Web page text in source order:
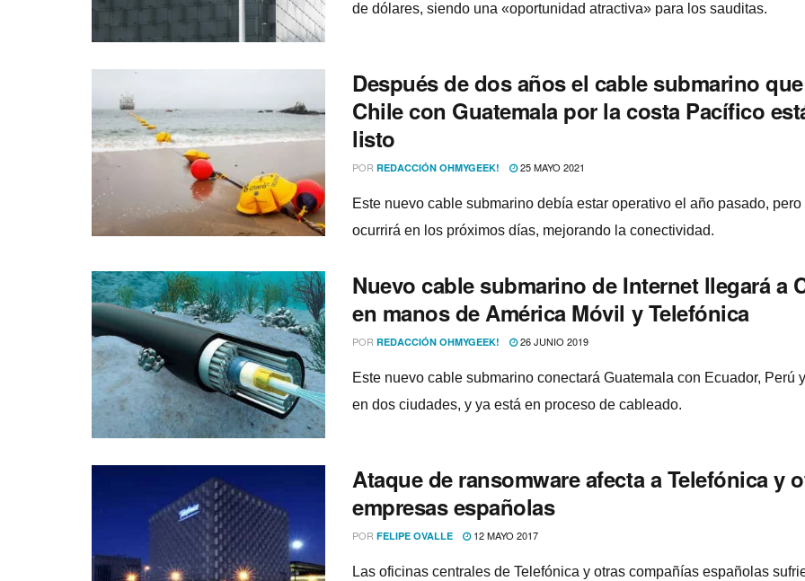
de dólares, siendo una «oportunidad atractiva» para los sauditas.
Después de dos años el cable submarino
Chile con Guatemala por la costa Pacífico
listo
POR REDACCIÓN OHMYGEEK! 25 MAYO 2021
Este nuevo cable submarino debía estar operativo el año pasado, pero
ocurrirá en los próximos días, mejorando la conectividad.
Nuevo cable submarino de Internet llegará a
en manos de América Móvil y Telefónica
POR REDACCIÓN OHMYGEEK! 26 JUNIO 2019
Este nuevo cable submarino conectará Guatemala con Ecuador, Perú
en dos ciudades, y ya está en proceso de cableado.
Ataque de ransomware afecta a Telefónica y
empresas españolas
POR FELIPE OVALLE 12 MAYO 2017
Las oficinas centrales de Telefónica y otras compañí­as españolas